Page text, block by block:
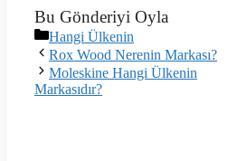
Bu Gönderiyi Oyla
Kategoriler
Hangi Ülkenin
Rox Wood Nerenin Markası?
Moleskine Hangi Ülkenin
Markasıdır?